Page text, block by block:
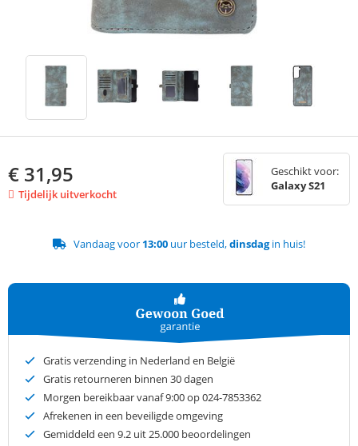
€ 31,95
Tijdelijk uitverkocht
Geschikt voor:
Galaxy S21
Vandaag voor 13:00 uur besteld,dinsdagin huis!
Gratis verzending in Nederland en België
Gratis retourneren binnen 30 dagen
Morgen bereikbaar vanaf 9:00 op 024-7853362
Afrekenen in een beveiligde omgeving
Gemiddeld een 9.2 uit 25.000 beoordelingen